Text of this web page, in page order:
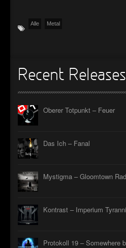
Alle Metal
Recent Releases
Oberer Totpunkt – Feuer
Das Ich – Fanal
Mystigma – Gloomtown
Kontrast – Imperium
Protokoll 19 – Somewhere